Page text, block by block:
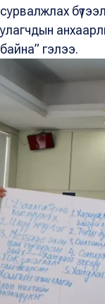
байна” гэлээ.